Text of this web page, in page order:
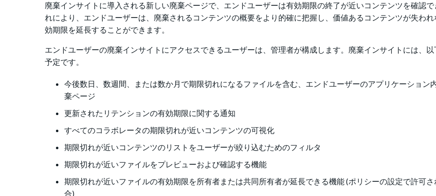
廃棄インサイトに導入される新しい廃棄ページで、エンドユーザーは有効期限の終了が近いコンテンツを確認で
れにより、エンドユーザーは、廃棄されるコンテンツの概要をより的確に把握し、価値あるコンテンツが失わ
効期限を延長することができます。
エンドユーザーの廃棄インサイトにアクセスできるユーザーは、管理者が構成します。廃棄インサイトには、
予定です。
今後数日、数週間、または数か月で期限切れになるファイルを含む、エンドユーザーのアプリケーション
棄ページ
更新されたリテンションの有効期限に関する通知
すべてのコラボレータの期限切れが近いコンテンツの可視化
期限切れが近いコンテンツのリストをユーザーが絞り込むためのフィルタ
期限切れが近いファイルをプレビューおよび確認する機能
期限切れが近いファイルの有効期限を所有者または共同所有者が延長できる機能 (ポリシーの設定で許可
合)